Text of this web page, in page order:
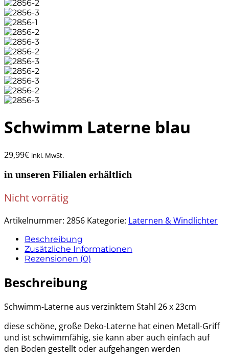
Schwimm Laterne blau
29,99€ inkl. MwSt.
in unseren Filialen erhältlich
Nicht vorrätig
Artikelnummer: 2856 Kategorie: Laternen & Windlichter
Beschreibung
Zusätzliche Informationen
Rezensionen (0)
Beschreibung
Schwimm-Laterne aus verzinktem Stahl 26 x 23cm
diese schöne, große Deko-Laterne hat einen Metall-Griff
und ist schwimmfähig, sie kann aber auch einfach auf
den Boden gestellt oder aufgehangen werden